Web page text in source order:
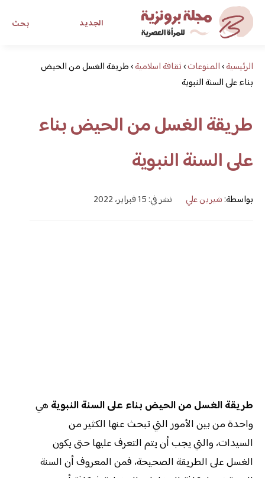
بحث الجديد
مجلة برونزية للفتاة العصريةالرئيسية›المنوعات›ثقافة اسلامية›طريقة الغسل من الحيض
بناء على السنة النبوية
طريقة الغسل من الحيض بناء
على السنة النبوية
بواسطة:شيرين علي نشر في: 15 فبراير، 2022
طريقة الغسل من الحيض بناء على السنة النبوية هي
واحدة من بين الأمور التي تبحث عنها الكثير من
السيدات، والتي يجب أن يتم التعرف عليها حتى يكون
الغسل على الطريقة الصحيحة، فمن المعروف أن السنة